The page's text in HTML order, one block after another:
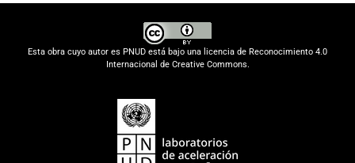
Esta obra cuyo autor es PNUD está bajo una licencia de Reconocimiento 4.0
Internacional de Creative Commons.